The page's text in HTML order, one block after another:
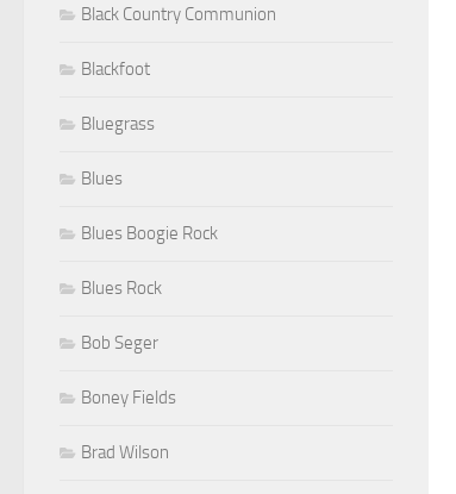
Black Country Communion
Blackfoot
Bluegrass
Blues
Blues Boogie Rock
Blues Rock
Bob Seger
Boney Fields
Brad Wilson